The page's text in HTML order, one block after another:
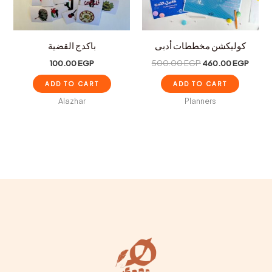
باكدج القضية
100.00EGP
ADD TO CART
Alazhar
كوليكشن مخططات أدبى
500.00EGP460.00EGP
ADD TO CART
Planners